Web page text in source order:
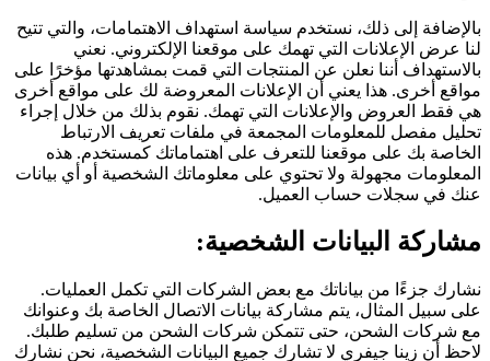
بالإضافة إلى ذلك، نستخدم سياسة استهداف الاهتمامات، والتي تتيح
لنا عرض الإعلانات التي تهمك على موقعنا الإلكتروني. نعني
بالاستهداف أننا نعلن عن المنتجات التي قمت بمشاهدتها مؤخرًا على
مواقع أخرى. هذا يعني أن الإعلانات المعروضة لك على مواقع أخرى
هي فقط العروض والإعلانات التي تهمك. نقوم بذلك من خلال إجراء
تحليل مفصل للمعلومات المجمعة في ملفات تعريف الارتباط
الخاصة بك على موقعنا للتعرف على اهتماماتك كمستخدم. هذه
المعلومات مجهولة ولا تحتوي على معلوماتك الشخصية أو أي بيانات
عنك في سجلات حساب العميل.
مشاركة البيانات الشخصية:
نشارك جزءًا من بياناتك مع بعض الشركات التي تكمل العمليات.
على سبيل المثال، يتم مشاركة بيانات الاتصال الخاصة بك وعنوانك
مع شركات الشحن، حتى تتمكن شركات الشحن من تسليم طلبك.
لاحظ أن زينا جيفري لا تشارك جميع البيانات الشخصية، نحن نشارك